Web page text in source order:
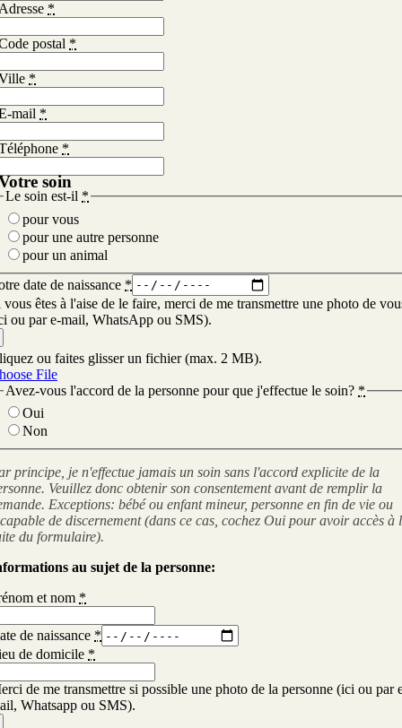
*
postal *
*
mail *
*
soin
Le soin est-il *
pour vous
pour une autre personne
pour un animal
date de naissance *
vous êtes à l'aise de le faire, merci de me transmettre une photo de
ou par e-mail, WhatsApp ou SMS).
ou faites glisser un fichier (max. 2 MB).
File
Avez-vous l'accord de la personne pour que j'effectue le soin? *
Oui
Non
principe, je n'effectue jamais un soin sans l'accord explicite de la
Veuillez donc obtenir son consentement avant de remplir la
Exceptions: bébé ou enfant mineur, personne en fin de vie ou
de discernement (dans ce cas, cochez Oui pour avoir accès à
du formulaire).
au sujet de la personne:
et nom *
de naissance *
de domicile *
de me transmettre si possible une photo de la personne (ici ou par
Whatsapp ou SMS).